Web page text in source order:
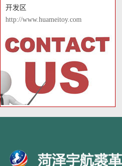
开发区
http://www.huameitoy.com